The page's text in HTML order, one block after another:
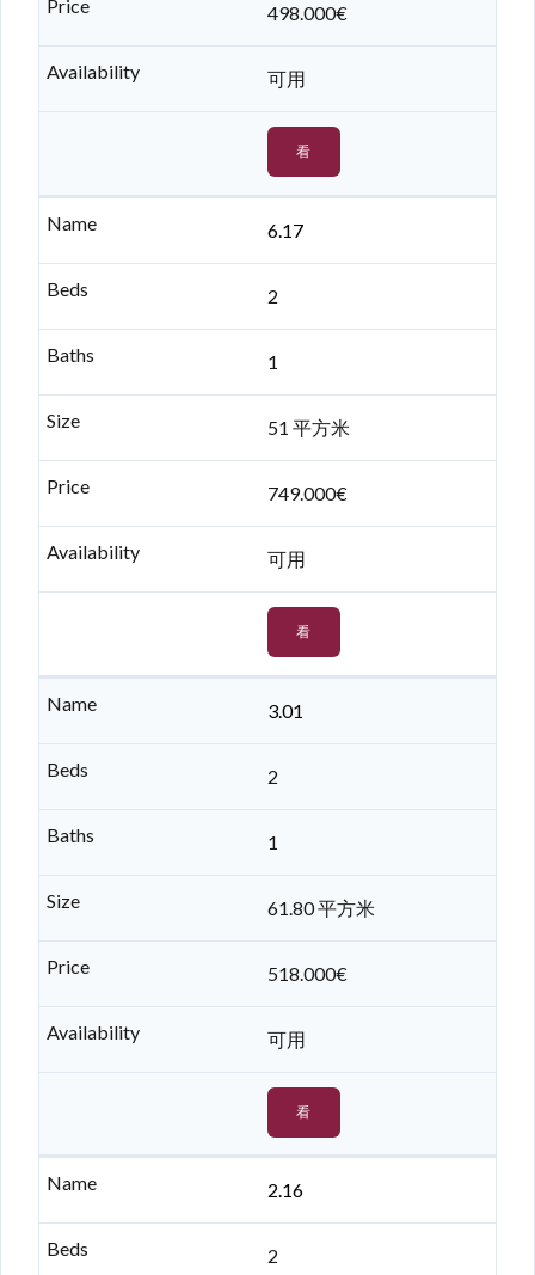
498.000€
可用
看
6.17
2
1
51 平方米
749.000€
可用
看
3.01
2
1
61.80 平方米
518.000€
可用
看
2.16
2